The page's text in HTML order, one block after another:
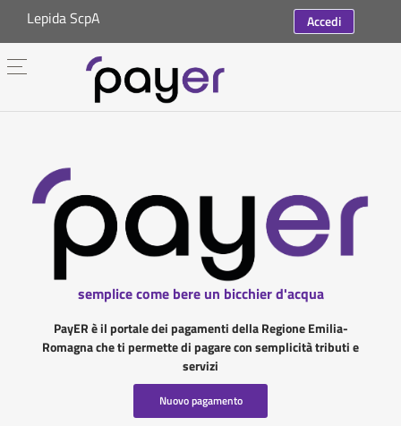
Lepida ScpA Accedi
semplice come bere un bicchier d'acqua
PayER è il portale dei pagamenti della Regione Emilia-
Romagna che ti permette di pagare con semplicità tributi e
servizi
Nuovo pagamento